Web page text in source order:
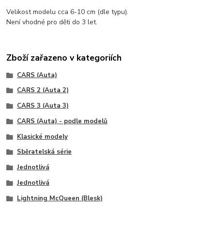
Velikost modelu cca 6-10 cm (dle typu).
Není vhodné pro děti do 3 let.
Zboží zařazeno v kategoriích
CARS (Auta)
CARS 2 (Auta 2)
CARS 3 (Auta 3)
CARS (Auta) - podle modelů
Klasické modely
Sběratelská série
Jednotlivá
Jednotlivá
Lightning McQueen (Blesk)